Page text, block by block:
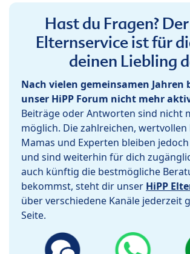
Hast du Fragen?
Elternservice ist für
deinen Liebling
Nach vielen gemeinsamen Jahren
unser HiPP Forum nicht mehr
Beiträge oder Antworten sind nicht
möglich. Die zahlreichen,
Mamas und Experten bleiben
und sind weiterhin für dich
auch künftig die bestmögliche
bekommst, steht dir unser HiPP
über verschiedene Kanäle jederzeit
Seite.